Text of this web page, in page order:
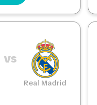
vs
Real Madrid